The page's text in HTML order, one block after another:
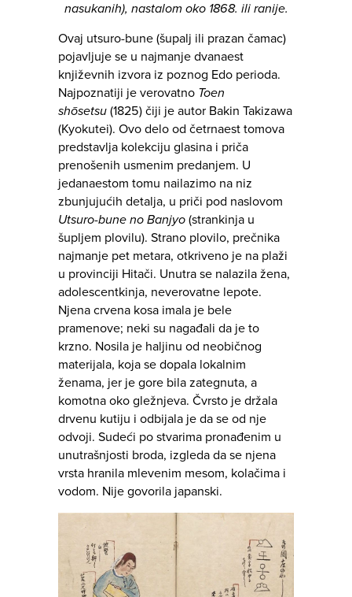
nasukanih), nastalom oko 1868. ili ranije.
Ovaj utsuro-bune (šupalj ili prazan čamac)
pojavljuje se u najmanje dvanaest
književnih izvora iz poznog Edo perioda.
Najpoznatiji je verovatno Toen
shōsetsu (1825) čiji je autor Bakin Takizawa
(Kyokutei). Ovo delo od četrnaest tomova
predstavlja kolekciju glasina i priča
prenošenih usmenim predanjem. U
jedanaestom tomu nailazimo na niz
zbunjujućih detalja, u priči pod naslovom
Utsuro-bune no Banjyo (strankinja u
šupljem plovilu). Strano plovilo, prečnika
najmanje pet metara, otkriveno je na plaži
u provinciji Hitači. Unutra se nalazila žena,
adolescentkinja, neverovatne lepote.
Njena crvena kosa imala je bele
pramenove; neki su nagađali da je to
krzno. Nosila je haljinu od neobičnog
materijala, koja se dopala lokalnim
ženama, jer je gore bila zategnuta, a
komotna oko gležnjeva. Čvrsto je držala
drvenu kutiju i odbijala je da se od nje
odvoji. Sudeći po stvarima pronađenim u
unutrašnjosti broda, izgleda da se njena
vrsta hranila mlevenim mesom, kolačima i
vodom. Nije govorila japanski.